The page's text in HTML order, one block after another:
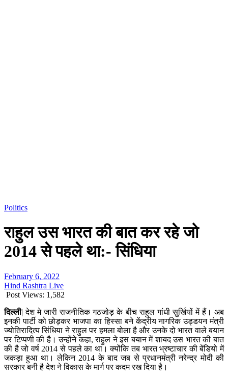
Politics
राहुल उस भारत की बात कर रहे जो
2014 से पहले था:- सिंधिया
February 6, 2022
Hind Rashtra Live
Post Views: 1,582
दिल्ली| देश मे जारी राजनीतिक गठजोड़ के बीच राहुल गांधी सुर्खियों में हैं। अब
इनकी पार्टी को छोड़कर भाजपा का हिस्सा बने केंद्रीय नागरिक उड्डयन मंत्री
ज्योतिरादित्य सिंधिया ने राहुल पर हमला बोला है और उनके दो भारत वाले बयान
पर टिप्पणी की है। उन्होंने कहा, राहुल ने इस बयान में शायद उस भारत की बात
की है जो वर्ष 2014 से पहले का था। क्योंकि तब भारत भ्रष्टाचार की बेंडियो में
जकड़ा हुआ था। लेकिन 2014 के बाद जब से प्रधानमंत्री नरेन्द्र मोदी की
सरकार बनी है देश ने विकास के मार्ग पर कदम रख दिया है।